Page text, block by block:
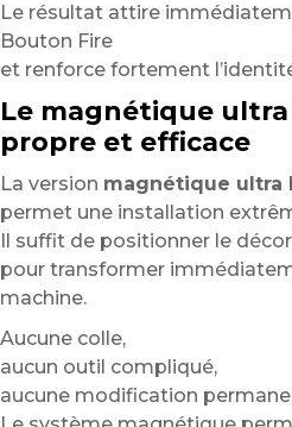
Le résultat attire
Bouton Fire
et renforce fortement
Le magnétique
propre et efficace
La version magnétique ultra
permet une installation
Il suffit de positionner le
pour transformer
machine.
Aucune colle,
aucun outil compliqué,
aucune modification